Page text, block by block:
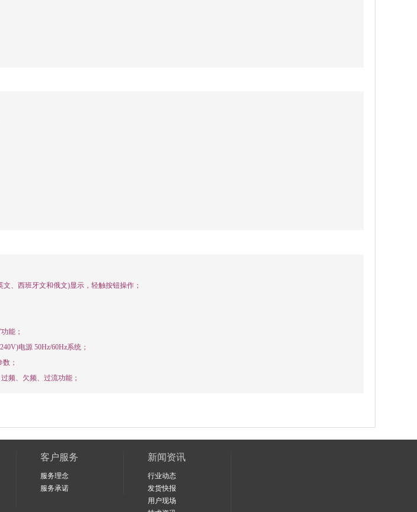
、西班牙文和俄文)显示，轻触按钮操作；
能；
电源 50Hz/60Hz系统；
；
频、欠频、过流功能；
客户服务
服务理念
服务承诺
新闻资讯
行业动态
发货快报
用户现场